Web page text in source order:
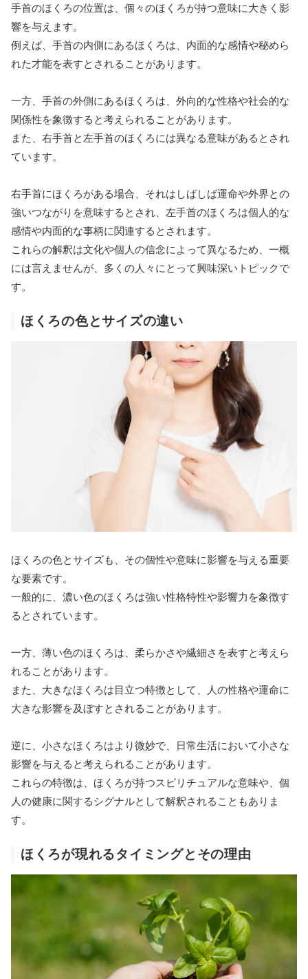
手首のほくろの位置は、個々のほくろが持つ意味に大きく影
響を与えます。
例えば、手首の内側にあるほくろは、内面的な感情や秘めら
れた才能を表すとされることがあります。
一方、手首の外側にあるほくろは、外向的な性格や社会的な
関係性を象徴すると考えられることがあります。
また、右手首と左手首のほくろには異なる意味があるとされ
ています。
右手首にほくろがある場合、それはしばしば運命や外界との
強いつながりを意味するとされ、左手首のほくろは個人的な
感情や内面的な事柄に関連するとされます。
これらの解釈は文化や個人の信念によって異なるため、一概
には言えませんが、多くの人々にとって興味深いトピックで
す。
ほくろの色とサイズの違い
ほくろの色とサイズも、その個性や意味に影響を与える重要
な要素です。
一般的に、濃い色のほくろは強い性格特性や影響力を象徴す
るとされています。
一方、薄い色のほくろは、柔らかさや繊細さを表すと考えら
れることがあります。
また、大きなほくろは目立つ特徴として、人の性格や運命に
大きな影響を及ぼすとされることがあります。
逆に、小さなほくろはより微妙で、日常生活において小さな
影響を与えると考えられることがあります。
これらの特徴は、ほくろが持つスピリチュアルな意味や、個
人の健康に関するシグナルとして解釈されることもありま
す。
ほくろが現れるタイミングとその理由